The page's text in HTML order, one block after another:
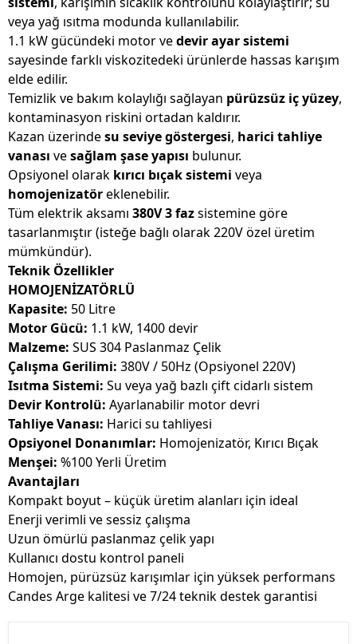
veya yağ ısıtma modunda kullanılabilir.
1.1 kW gücündeki motor vedevir ayar sistemi
sayesinde farklı viskozitedeki ürünlerde hassas karışım
elde edilir.
Temizlik ve bakım kolaylığı sağlayan pürüzsüz iç yüzey,
kontaminasyon riskini ortadan kaldırır.
Kazan üzerindesu seviye göstergesi, harici tahliye
vanası vesağlam şase yapısı bulunur.
Opsiyonel olarak kırıcı bıçak sistemi veya
homojenizatöreklenebilir.
Tüm elektrik aksamı 380V 3 fazsistemine göre
tasarlanmıştır (isteğe bağlı olarak 220V özel üretim
mümkündür).
Teknik Özellikler
HOMOJENİZATÖRLÜ
Kapasite: 50 Litre
Motor Gücü: 1.1 kW, 1400 devir
Malzeme: SUS 304 Paslanmaz Çelik
Çalışma Gerilimi: 380V / 50Hz (Opsiyonel 220V)
Isıtma Sistemi: Su veya yağ bazlı çift cidarlı sistem
Devir Kontrolü: Ayarlanabilir motor devri
Tahliye Vanası: Harici su tahliyesi
Opsiyonel Donanımlar: Homojenizatör, Kırıcı Bıçak
Menşei: %100 Yerli Üretim
Avantajları
Kompakt boyut – küçük üretim alanları için ideal
Enerji verimli ve sessiz çalışma
Uzun ömürlü paslanmaz çelik yapı
Kullanıcı dostu kontrol paneli
Homojen, pürüzsüz karışımlar için yüksek performans
Candes Arge kalitesi ve 7/24 teknik destek garantisi